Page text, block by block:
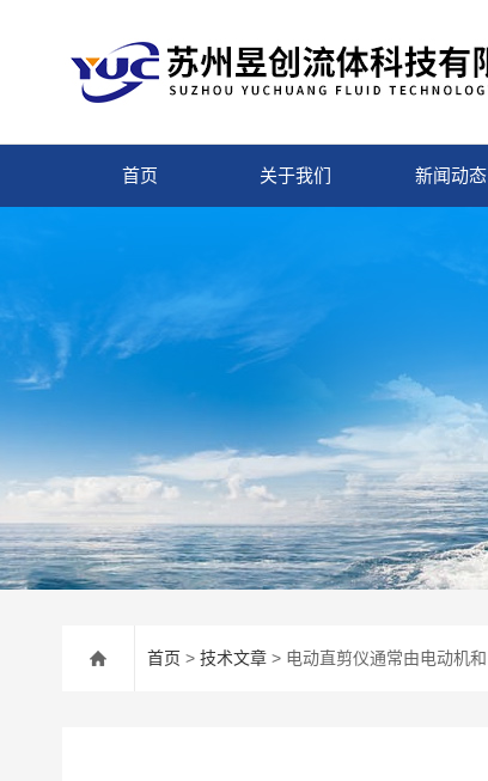
首页 关于我们 新闻动态
首页 > 技术文章 > 电动直剪仪通常由电动机和剪刀刀片组成